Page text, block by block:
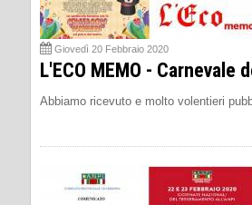
Giovedì 20 Febbraio 2020
L'ECO MEMO - Carnevale
Abbiamo ricevuto e molto volentieri